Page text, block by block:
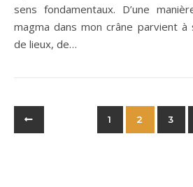
sens fondamentaux. D’une
magma dans mon crâne parvient à
de lieux, de…
1 2 3